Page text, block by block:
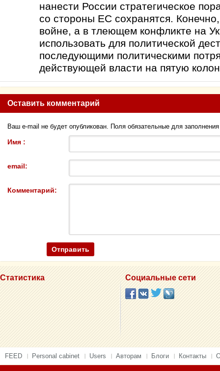
нанести России стратегическое
со стороны ЕС сохранятся.
войне, а в тлеющем конфликте на
использовать для политической
последующими политическими
действующей власти на пятую
Оставить комментарий
Ваш e-mail не будет опубликован. Поля обязательные для
Имя :
email:
Комментарий:
Статистика Социальные сети
FEED Personal cabinet Users Авторам Блоги Контакты